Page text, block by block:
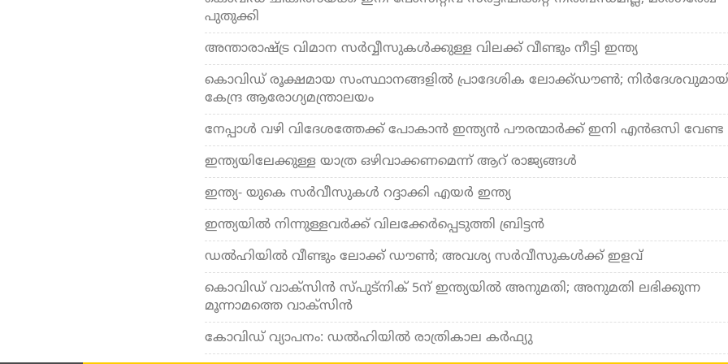
പുതുക്കി
അന്താരാഷ്ട്ര വിമാന സര്‍വ്വീസുകള്‍ക്കുള്ള വിലക്ക് വീണ്ടും നീട്ടി ഇന്ത്യ
കൊവിഡ് രൂക്ഷമായ സംസ്ഥാനങ്ങളില്‍ പ്രാദേശിക ലോക്ക്ഡൗണ്‍;
കേന്ദ്ര ആരോഗ്യമന്ത്രാലയം
നേപ്പാള്‍ വഴി വിദേശത്തേക്ക് പോകാന്‍ ഇന്ത്യന്‍ പൗരന്മാര്‍ക്ക് ഇനി എന്‍ഒസി വേണ്ട
ഇന്ത്യയിലേക്കുള്ള യാത്ര ഒഴിവാക്കണമെന്ന് ആറ് രാജ്യങ്ങള്‍
ഇന്ത്യ- യുകെ സര്‍വീസുകള്‍ റദ്ദാക്കി എയര്‍ ഇന്ത്യ
ഇന്ത്യയില്‍ നിന്നുള്ളവര്‍ക്ക് വിലക്കേര്‍പ്പെടുത്തി ബ്രിട്ടന്‍
ഡല്‍ഹിയില്‍ വീണ്ടും ലോക്ക് ഡൗണ്‍; അവശ്യ സര്‍വീസുകള്‍ക്ക് ഇളവ്
കൊവിഡ് വാക്സിന്‍ സ്പുട്നിക് 5ന് ഇന്ത്യയില്‍ അനുമതി; അനുമതി ലഭിക്കുന്ന
മൂന്നാമത്തെ വാക്സിന്‍
കോവിഡ് വ്യാപനം: ഡല്‍ഹിയില്‍ രാത്രികാല കര്‍ഫ്യു